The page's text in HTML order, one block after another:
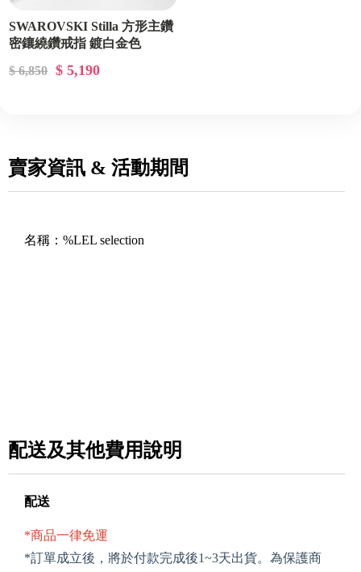
SWAROVSKI Stilla 方形主鑽
密鑲繞鑽戒指 鍍白金色
$ 6,850
$ 5,190
賣家資訊 & 活動期間
名稱： %LEL selection
配送及其他費用說明
配送
*商品一律免運
*訂單成立後，將於付款完成後1~3天出貨。為保護商